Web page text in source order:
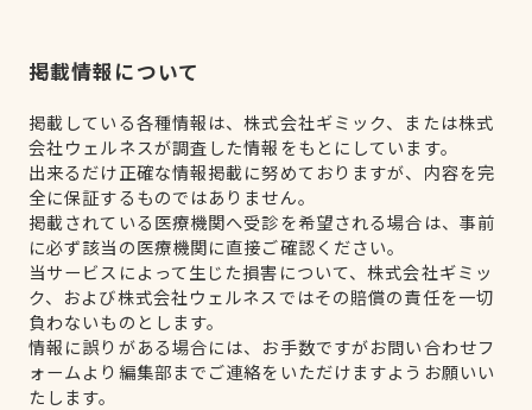
掲載情報について
掲載している各種情報は、株式会社ギミック、または株式
会社ウェルネスが調査した情報をもとにしています。
出来るだけ正確な情報掲載に努めておりますが、内容を完
全に保証するものではありません。
掲載されている医療機関へ受診を希望される場合は、事前
に必ず該当の医療機関に直接ご確認ください。
当サービスによって生じた損害について、株式会社ギミッ
ク、および株式会社ウェルネスではその賠償の責任を一切
負わないものとします。
情報に誤りがある場合には、お手数ですがお問い合わせフ
ォームより編集部までご連絡をいただけますようお願いい
たします。